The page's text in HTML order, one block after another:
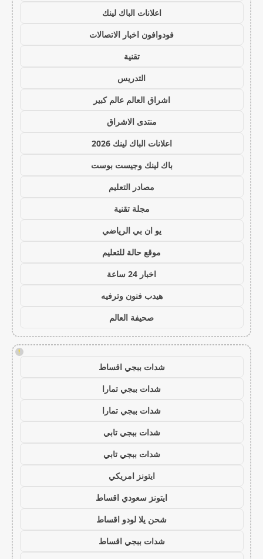
اعلانات الباك لينك
فودوافون اخبار الاتصالات
تقنية
التدريس
اشراق العالم عالم كبير
منتدى الاشراق
اعلانات الباك لينك 2026
باك لينك وجيست بوست
مصادر التعليم
مجلة تقنية
يو ان بي الرياضي
موقع حالة للتعليم
اخبار 24 ساعة
هيدب فنون وترفيه
صحيفة العالم
!
شدات ببجي اقساط
شدات ببجي تمارا
شدات ببجي تمارا
شدات ببجي تابي
شدات ببجي تابي
ايتونز امريكي
ايتونز سعودي اقساط
شحن يلا لودو اقساط
شدات ببجي اقساط